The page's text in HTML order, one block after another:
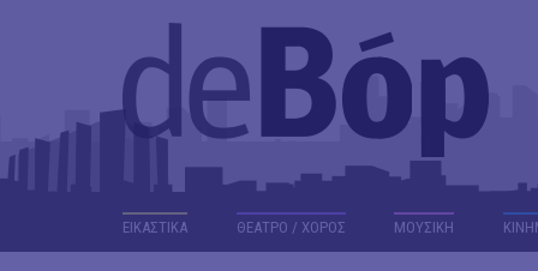
ΕΙΚΑΣΤΙΚΑ ΘΕΑΤΡΟ / ΧΟΡΟΣ ΜΟΥΣΙΚΗ